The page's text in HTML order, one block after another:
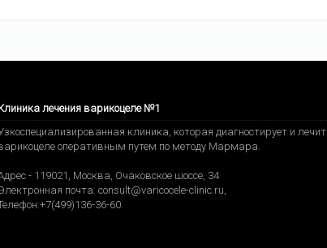
лечения варикоцеле №1
клиника, которая диагностирует и лечит
оперативным путем по методу Мармара.
- 119021 , Москва, Очаковское шоссе, 34
почта: consult@varicocele-clinic.ru,
+7(499)136-36-60.